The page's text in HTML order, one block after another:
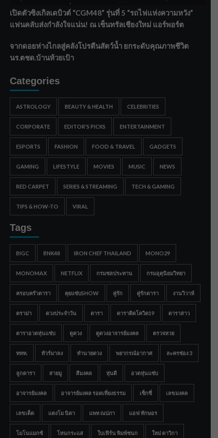
เปิดตัวซิงเกิลเดบิวต์ “CGM48” รุ่นที่ 5 “รถไฟแห่งความหวัง”
แฟนคลับส่งกำลังใจแน่น! ณ เซ็นทรัลเชียงใหม่ แอร์พอร์ต
จากดอยห่างไกลสู่คลังโปรตีนสัตว์น้ำ ยกระดับคุณภาพชีวิต
นร.ตชด.บ้านห้วยเป้า
Categories
ASTROLOGY BEAUTY & HEALTH CELEBRITIES
CORPORATE EDITOR'S PICKS ENTERTAINMENT
ESPORTS FASHION FOOD & TRAVEL GADGETS
GAMING LIFESTYLE MOVIES MUSIC NEWS
RED CARPET SERIES & STREAMING TECH & GAMING
TIPS & HOW-TO VIRAL
Tags
BIGC BNK48 IRON CHEF THAILAND MONO29
MONOMAX NETFLIX กรมชลประทาน กรมอุตุนิยมวิทยา
ครอบครัวดารา คุยแซ่บSHOW คู่รัก คู่รักดารา งานวิวาห์
ดราม่า ดวงประจำวัน ดารา ดาราติดโควิด19 ดาราสาว
ดาราอวดหุ่นแซ่บ ดูดวง ดูดวงอาจารย์มงคล ตรวจหวย
ททท. ทัวร์มาลง ทำนายดวง พยากรณ์อากาศ ละครช่อง 3
ลูกดารา สายมู สีมงคล หุ่นดี อวดหุ่นแซ่บ
อาจารย์มงคล อาจารย์มงคล รอดเที่ยงธรรม เซ็กซี่ เลขมงคล
เลขเด็ด แตงโม นิดา แพท ณปภา แอฟ ทักษอร
โมโนแมกซ์ โหนกระแส ใบเฟิร์น พิมพ์ชนก ใหม่ ดาวิกา